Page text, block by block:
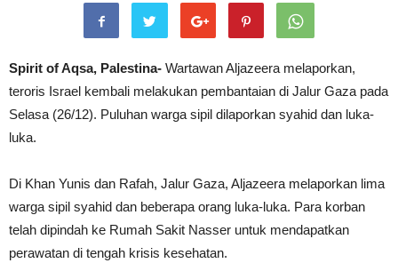
Spirit of Aqsa, Palestina- Wartawan Aljazeera melaporkan,
teroris Israel kembali melakukan pembantaian di Jalur Gaza pada
Selasa (26/12). Puluhan warga sipil dilaporkan syahid dan luka-
luka.
Di Khan Yunis dan Rafah, Jalur Gaza, Aljazeera melaporkan lima
warga sipil syahid dan beberapa orang luka-luka. Para korban
telah dipindah ke Rumah Sakit Nasser untuk mendapatkan
perawatan di tengah krisis kesehatan.